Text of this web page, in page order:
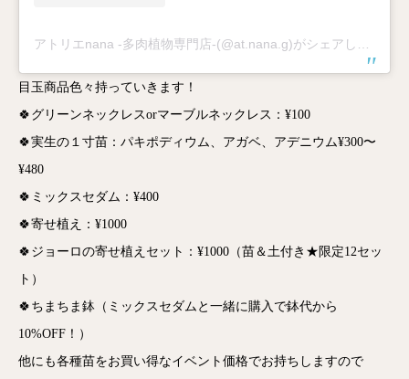
目玉商品色々持っていきます！
🍀グリーンネックレスorマーブルネックレス：¥100
🍀実生の１寸苗：パキポディウム、アガベ、アデニウム¥300〜
¥480
🍀ミックスセダム：¥400
🍀寄せ植え：¥1000
🍀ジョーロの寄せ植えセット：¥1000（苗＆土付き★限定12セッ
ト）
🍀ちまちま鉢（ミックスセダムと一緒に購入で鉢代から
10%OFF！）
他にも各種苗をお買い得なイベント価格でお持ちしますので